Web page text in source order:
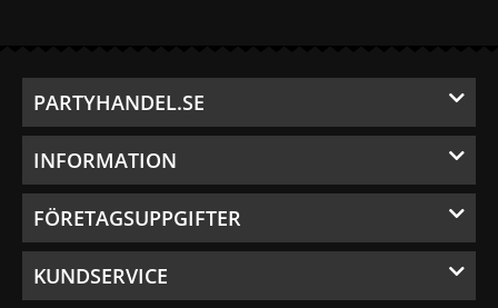
PARTYHANDEL.SE
INFORMATION
FÖRETAGSUPPGIFTER
KUNDSERVICE